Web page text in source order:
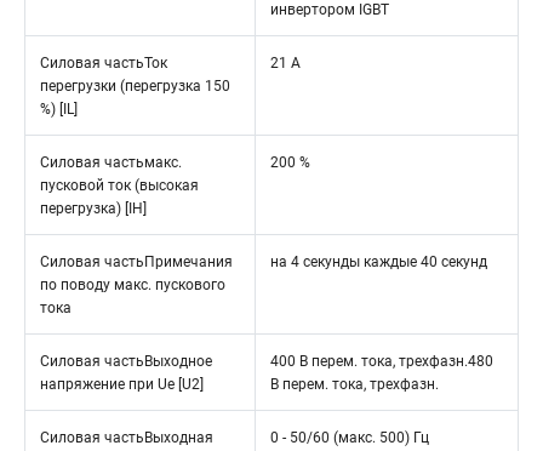
инвертором IGBT
Силовая частьТок
перегрузки (перегрузка 150
%) [IL]
21 A
Силовая частьмакс.
пусковой ток (высокая
перегрузка) [IH]
200 %
Силовая частьПримечания
по поводу макс. пускового
тока
на 4 секунды каждые 40 секунд
Силовая частьВыходное
напряжение при Ue [U2]
400 В перем. тока, трехфазн.480
В перем. тока, трехфазн.
Силовая частьВыходная
0 - 50/60 (макс. 500) Гц